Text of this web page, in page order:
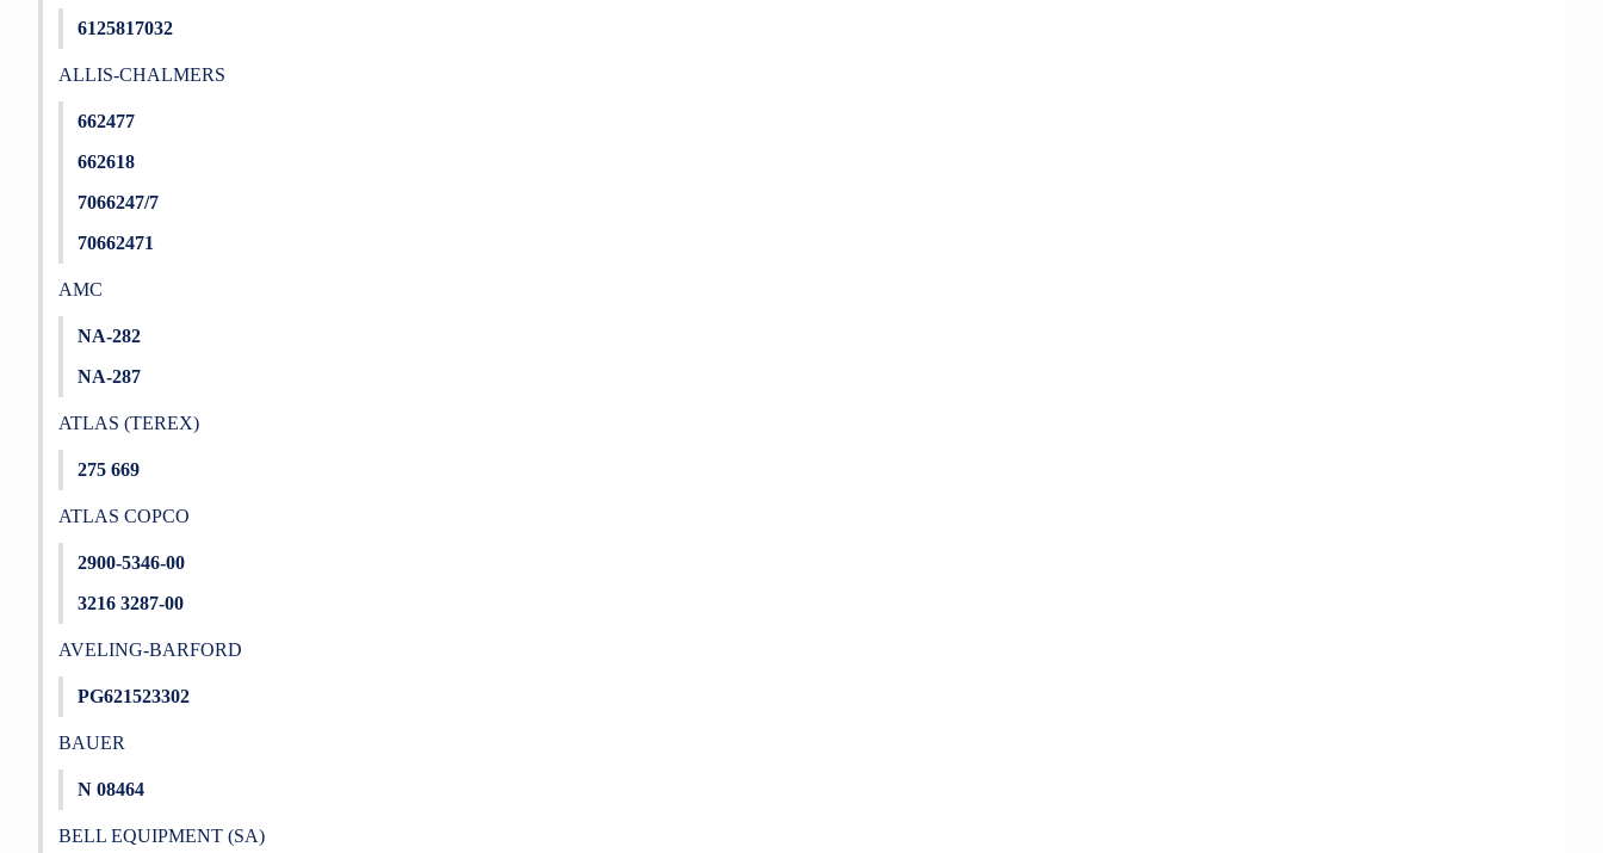
6125817032
ALLIS-CHALMERS
662477
662618
7066247/7
70662471
AMC
NA-282
NA-287
ATLAS (TEREX)
275 669
ATLAS COPCO
2900-5346-00
3216 3287-00
AVELING-BARFORD
PG621523302
BAUER
N 08464
BELL EQUIPMENT (SA)